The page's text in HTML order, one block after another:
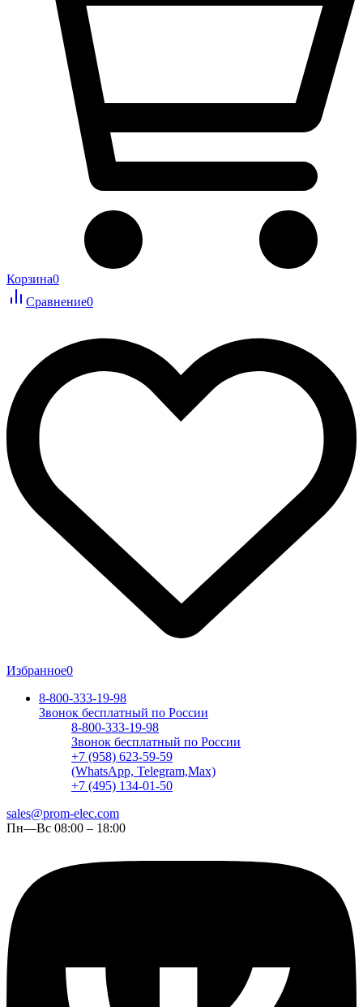
Корзина0
Сравнение0
Избранное0
8-800-333-19-98
Звонок бесплатный по России
8-800-333-19-98
Звонок бесплатный по России
+7 (958) 623-59-59
(WhatsApp, Telegram,Max)
+7 (495) 134-01-50
sales@prom-elec.com
Пн—Вс 08:00 – 18:00